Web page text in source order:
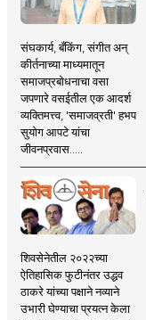
संघकार्य, बँकिंग, संगीत अन्
कीर्तनाच्या माध्यमातून
समाजप्रबोधनाचा वसा
जपणारे वसईतील एक आदर्श
व्यक्तिमत्त्व, 'समाजव्रती' हभप
सुयोग आपटे यांचा
जीवनप्रवास.....
शिवसेनेतील २०२२च्या
ऐतिहासिक फुटीनंतर उद्धव
ठाकरे यांच्या पक्षाने नव्याने
उभारी घेण्याचा प्रयत्न केला